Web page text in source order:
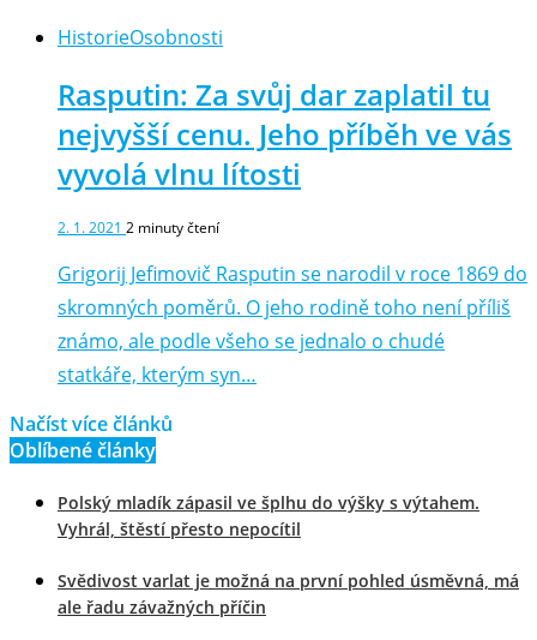
HistorieOsobnosti
Rasputin: Za svůj dar zaplatil tu
nejvyšší cenu. Jeho příběh ve vás
vyvolá vlnu lítosti
2. 1. 2021 2 minuty čtení
Grigorij Jefimovič Rasputin se narodil v roce 1869 do
skromných poměrů. O jeho rodině toho není příliš
známo, ale podle všeho se jednalo o chudé
statkáře, kterým syn…
Načíst více článků
Oblíbené články
Polský mladík zápasil ve šplhu do výšky s výtahem.
Vyhrál, štěstí přesto nepocítil
Svědivost varlat je možná na první pohled úsměvná, má
ale řadu závažných příčin